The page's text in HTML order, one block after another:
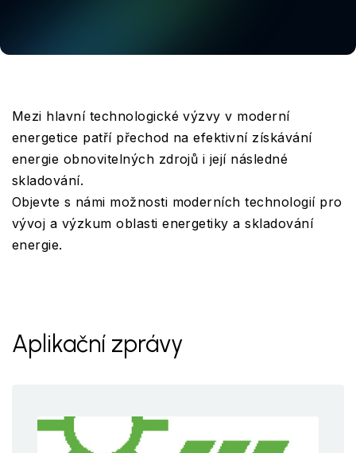
Mezi hlavní technologické výzvy v moderní
energetice patří přechod na efektivní získávání
energie obnovitelných zdrojů i její následné
skladování.
Objevte s námi možnosti moderních technologií pro
vývoj a výzkum oblasti energetiky a skladování
energie.
Aplikační zprávy